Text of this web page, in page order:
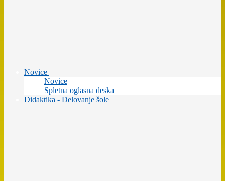
Novice
Novice
Spletna oglasna deska
Didaktika - Delovanje šole